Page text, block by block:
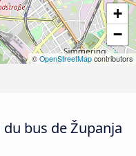
+
−
© OpenStreetMap contributors
bus de Županja